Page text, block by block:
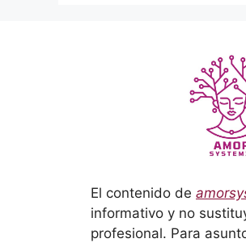
El contenido de
informativo y no
profesional. Para